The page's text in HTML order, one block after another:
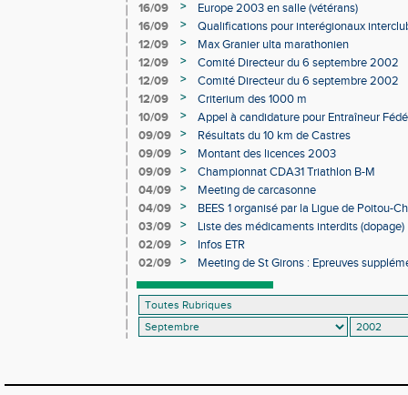
16/09
>
Europe 2003 en salle (vétérans)
16/09
>
Qualifications pour interégionaux
12/09
>
Max Granier ulta marathonien
12/09
>
Comité Directeur du 6 septembre 2002
12/09
>
Comité Directeur du 6 septembre 2002
12/09
>
Criterium des 1000 m
10/09
>
Appel à candidature pour Entraîneur
09/09
>
Résultats du 10 km de Castres
09/09
>
Montant des licences 2003
09/09
>
Championnat CDA31 Triathlon B-M
04/09
>
Meeting de carcasonne
04/09
>
BEES 1 organisé par la Ligue de Poitou-
03/09
>
Liste des médicaments interdits (dopage)
02/09
>
Infos ETR
02/09
> Meeting de St Girons : Epreuves